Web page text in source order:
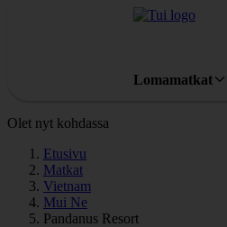
Lomamatkat
Olet nyt kohdassa
Etusivu
Matkat
Vietnam
Mui Ne
Pandanus Resort